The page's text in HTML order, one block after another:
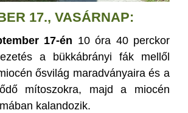
17., VASÁRNAP:
17-én 10 óra 40 perckor
a bükkábrányi fák mellől
ősvilág maradványaira és a
mítoszokra, majd a miocén
kalandozik.